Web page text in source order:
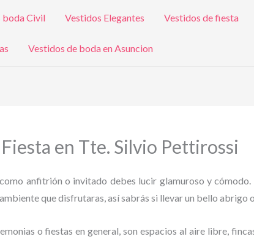
boda Civil Vestidos Elegantes Vestidos de fiesta
Vestidos de boda en Asuncion
en Tte. Silvio Pettirossi
anfitrión o invitado debes lucir glamuroso y
que disfrutaras, así sabrás si llevar un bello abrigo
o fiestas en general, son espacios al aire libre,